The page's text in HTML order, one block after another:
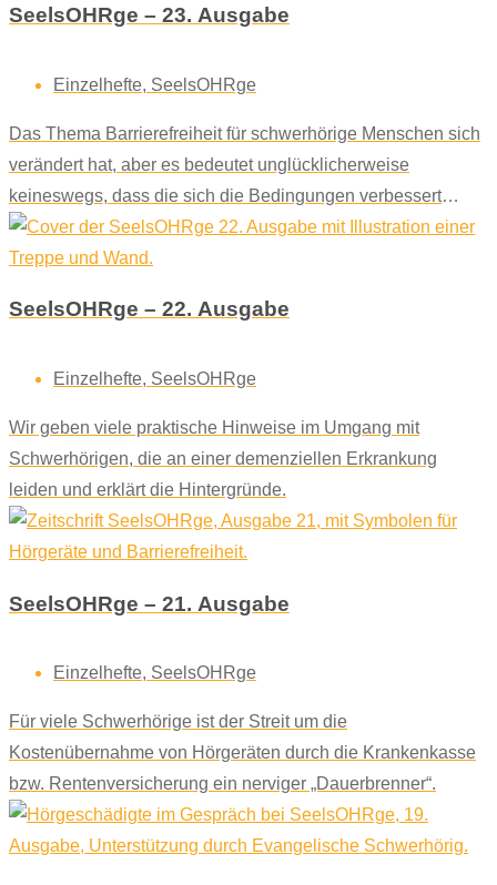
SeelsOHRge – 23. Ausgabe
Einzelhefte, SeelsOHRge
Das Thema Barrierefreiheit für schwerhörige Menschen sich
verändert hat, aber es bedeutet unglücklicherweise
keineswegs, dass die sich die Bedingungen verbessert
haben.
SeelsOHRge – 22. Ausgabe
Einzelhefte, SeelsOHRge
Wir geben viele praktische Hinweise im Umgang mit
Schwerhörigen, die an einer demenziellen Erkrankung
leiden und erklärt die Hintergründe.
SeelsOHRge – 21. Ausgabe
Einzelhefte, SeelsOHRge
Für viele Schwerhörige ist der Streit um die
Kostenübernahme von Hörgeräten durch die Krankenkasse
bzw. Rentenversicherung ein nerviger „Dauerbrenner“.